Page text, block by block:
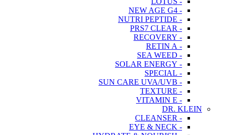
- NEW AGE G4
- NUTRI PEPTIDE
- PRS7 CLEAR
- RECOVERY
- RETIN A
- SEA WEED
- SOLAR ENERGY
- SPECIAL
- SUN CARE UVA/UVB
- TEXTURE
- VITAMIN E
DR. KLEIN
- CLEANSER
- EYE & NECK